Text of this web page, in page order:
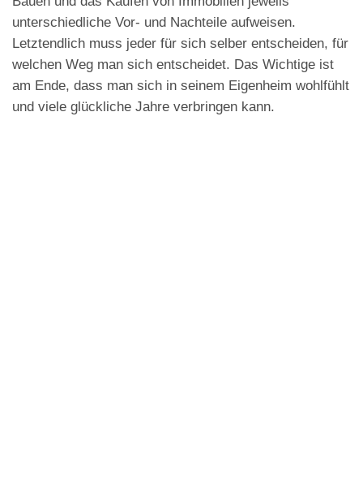
unterschiedliche Vor- und Nachteile aufweisen.
Letztendlich muss jeder für sich selber entscheiden, für
welchen Weg man sich entscheidet. Das Wichtige ist
am Ende, dass man sich in seinem Eigenheim wohlfühlt
und viele glückliche Jahre verbringen kann.